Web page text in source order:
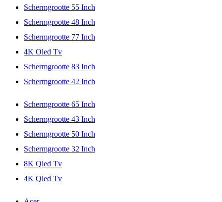
Schermgrootte 55 Inch
Schermgrootte 48 Inch
Schermgrootte 77 Inch
4K Oled Tv
Schermgrootte 83 Inch
Schermgrootte 42 Inch
Schermgrootte 65 Inch
Schermgrootte 43 Inch
Schermgrootte 50 Inch
Schermgrootte 32 Inch
8K Qled Tv
4K Qled Tv